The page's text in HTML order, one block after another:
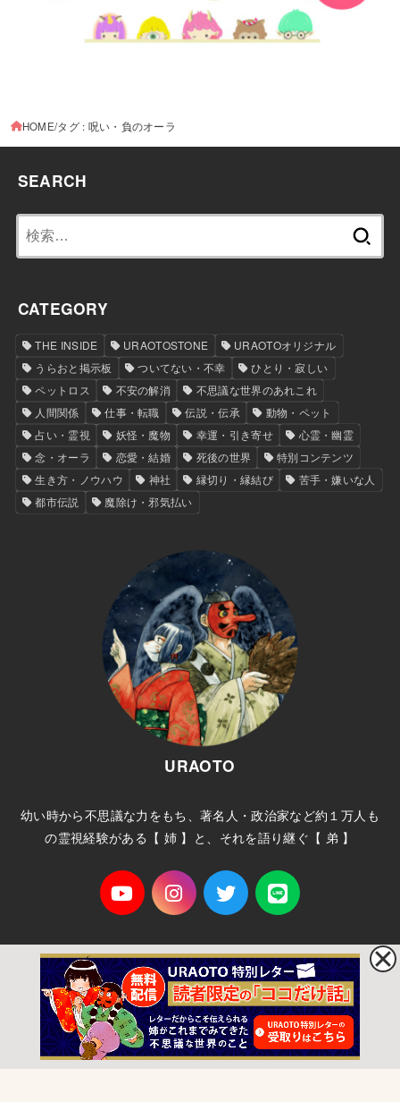
HOME タグ : 呪い・負のオーラ
SEARCH
CATEGORY
THE INSIDE URAOTOSTONE
URAOTOオリジナル
うらおと掲示板
ついてない・不幸
ひとり・寂しい
ペットロス
不安の解消
不思議な世界のあれこれ
人間関係
仕事・転職 伝説・伝承
動物・ペット
占い・霊視
妖怪・魔物 幸運・引き寄せ
心霊・幽霊
念・オーラ
恋愛・結婚 死後の世界
特別コンテンツ
生き方・ノウハウ
神社 縁切り・縁結び
苦手・嫌いな人
都市伝説
魔除け・邪気払い
URAOTO
幼い時から不思議な力をもち、著名人・政治家など約１万人も
の霊視経験がある【 姉 】と、それを語り継ぐ【 弟 】
ホーム プライバシーポリシー サイトマップ
お問い合わせ
© 2026URAOTOAll Rights Reserved.